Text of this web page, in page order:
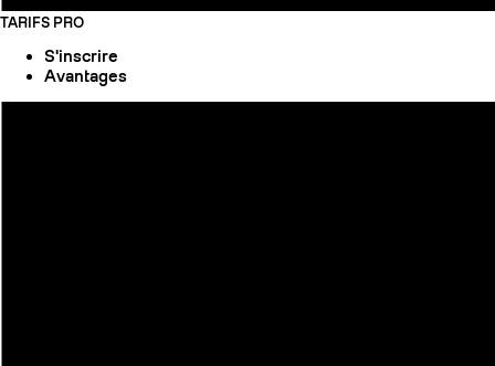
TARIFS PRO
S'inscrire
Avantages